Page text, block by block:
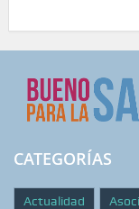
CATEGORÍAS
Actualidad